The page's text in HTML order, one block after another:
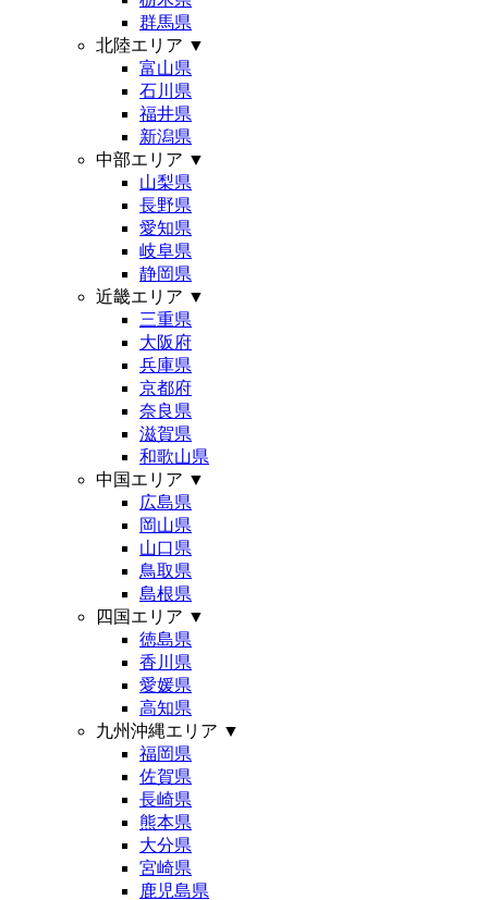
群馬県
北陸エリア ▼
富山県
石川県
福井県
新潟県
中部エリア ▼
山梨県
長野県
愛知県
岐阜県
静岡県
近畿エリア ▼
三重県
大阪府
兵庫県
京都府
奈良県
滋賀県
和歌山県
中国エリア ▼
広島県
岡山県
山口県
鳥取県
島根県
四国エリア ▼
徳島県
香川県
愛媛県
高知県
九州沖縄エリア ▼
福岡県
佐賀県
長崎県
熊本県
大分県
宮崎県
鹿児島県